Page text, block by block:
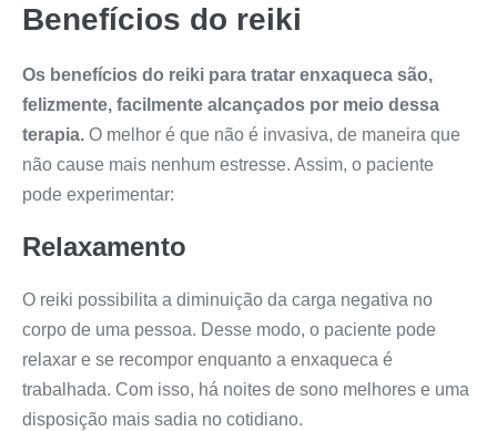
Benefícios do reiki
Os benefícios do reiki para tratar enxaqueca são,
felizmente, facilmente alcançados por meio dessa
terapia. O melhor é que não é invasiva, de maneira que
não cause mais nenhum estresse. Assim, o paciente
pode experimentar:
Relaxamento
O reiki possibilita a diminuição da carga negativa no
corpo de uma pessoa. Desse modo, o paciente pode
relaxar e se recompor enquanto a enxaqueca é
trabalhada. Com isso, há noites de sono melhores e uma
disposição mais sadia no cotidiano.